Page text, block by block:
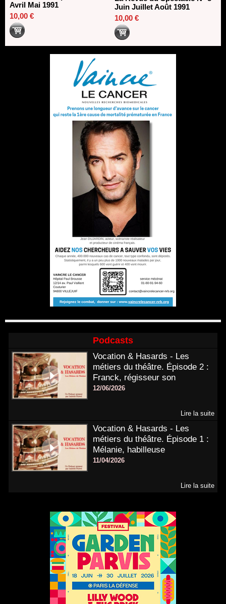
Avril Mai 1991
10,00 €
Juin Juillet Août 1991
10,00 €
Podcasts
Vocation & Hasards - Les
métiers du théâtre. Épisode 2 :
Franck, régisseur son
12/06/2026
Lire la suite
Vocation & Hasards - Les
métiers du théâtre. Épisode 1 :
Mélanie, habilleuse
11/04/2026
Lire la suite